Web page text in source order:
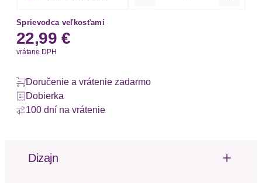
Sprievodca veľkosťami
22,99 €
vrátane DPH
Doručenie a vrátenie zadarmo
Dobierka
100 dní na vrátenie
Dizajn